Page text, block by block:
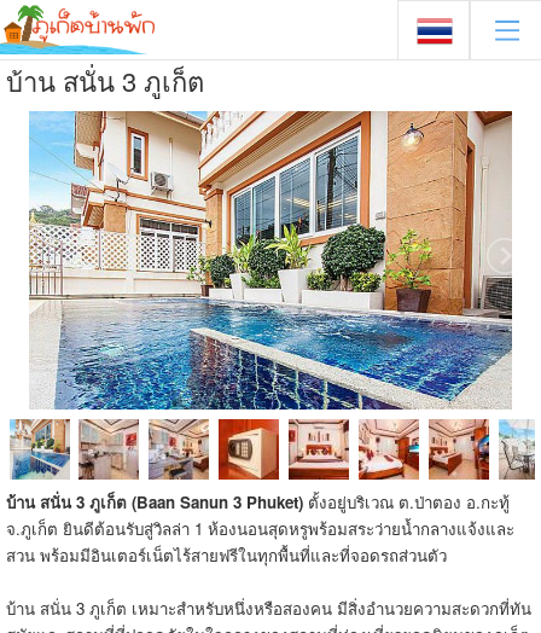
บ้าน สนั่น 3 ภูเก็ต
บ้าน สนั่น 3 ภูเก็ต (Baan Sanun 3 Phuket) ตั้งอยู่บริเวณ ต.ป่าตอง อ.กะทู้
จ.ภูเก็ต ยินดีต้อนรับสู่วิลล่า 1 ห้องนอนสุดหรูพร้อมสระว่ายน้ำกลางแจ้งและ
สวน พร้อมมีอินเตอร์เน็ตไร้สายฟรีในทุกพื้นที่และที่จอดรถส่วนตัว
บ้าน สนั่น 3 ภูเก็ต เหมาะสำหรับหนึ่งหรือสองคน มีสิ่งอำนวยความสะดวกที่ทัน